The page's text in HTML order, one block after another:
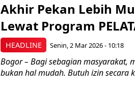
HEADLINE
Akhir Pekan Lebih
Lewat Program
Senin, 2 Mar 2026 - 10:18
Bogor – Bagi sebagian masyarakat,
bukan hal mudah. Butuh izin secara